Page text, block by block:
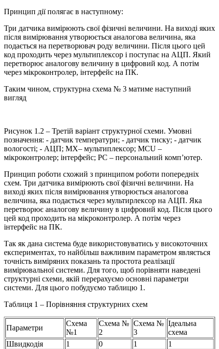
Принцип дії полягає в наступному:
Три датчика вимірюють свої фізичні величини. На виході яких
після вимірювання утворюється аналогова величина, яка
подається на перетворювач роду величини. Після цього цей
код проходить через мультиплексор і поступає на АЦП. Який
перетворює аналогову величину в цифровий код. А потім
через мікроконтролер, інтерфейс на ПК.
Таким чином, структурна схема № 3 матиме наступний
вигляд
Рисунок 1.2 – Третій варіант структурної схеми. Умовні
позначення: - датчик температури; - датчик тиску; - датчик
вологості; - АЦП; MX– мультиплексор; MCU –
мікроконтролер; інтерфейс; PC – персональний комп’ютер.
Принцип роботи схожий з принципом роботи попередніх
схем. Три датчика вимірюють свої фізичні величини. На
виході яких після вимірювання утворюється аналогова
величина, яка подається через мультирлексор на АЦП. Яка
перетворює аналогову величину в цифровий код. Після цього
цей код проходить на мікроконтролер. А потім через
інтерфейс на ПК.
Так як дана система буде використовуватись у високоточних
експериментах, то найбільш важливим параметром являється
точність виміряних показань та простота реалізації
вимірювальної системи. Для того, щоб порівняти наведені
структурні схеми, якій перерахуємо основні параметри
системи. Для цього побудуємо таблицю 1.
Таблиця 1 – Порівняння структурних схем
Параметри
Схема
№1
Схема №
2
Схема №
3
Ідеальна
схема
Швидкодія
1 0 1
1